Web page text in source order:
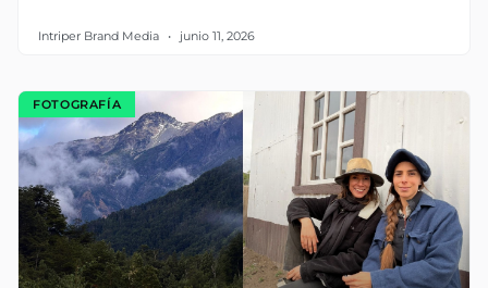
Intriper Brand Media junio 11, 2026
FOTOGRAFÍA